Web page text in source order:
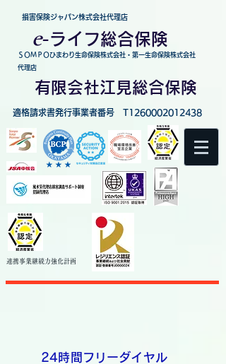
損害保険ジャパン株式会社代理店
e-ライフ総合保険
ＳＯＭＰＯひまわり生命保険株式会社・第一生命保険株式会社
代理店
有限会社江見総合保険
適格請求書発行事業者番号 T1260002012438
連携事業継続力強化計画
​24時間フリーダイヤル